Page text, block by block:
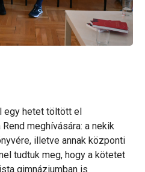
egy hetet töltött el
meghívására: a nekik
illetve annak központi
tudtuk meg, hogy a kötetet
gimnáziumban is